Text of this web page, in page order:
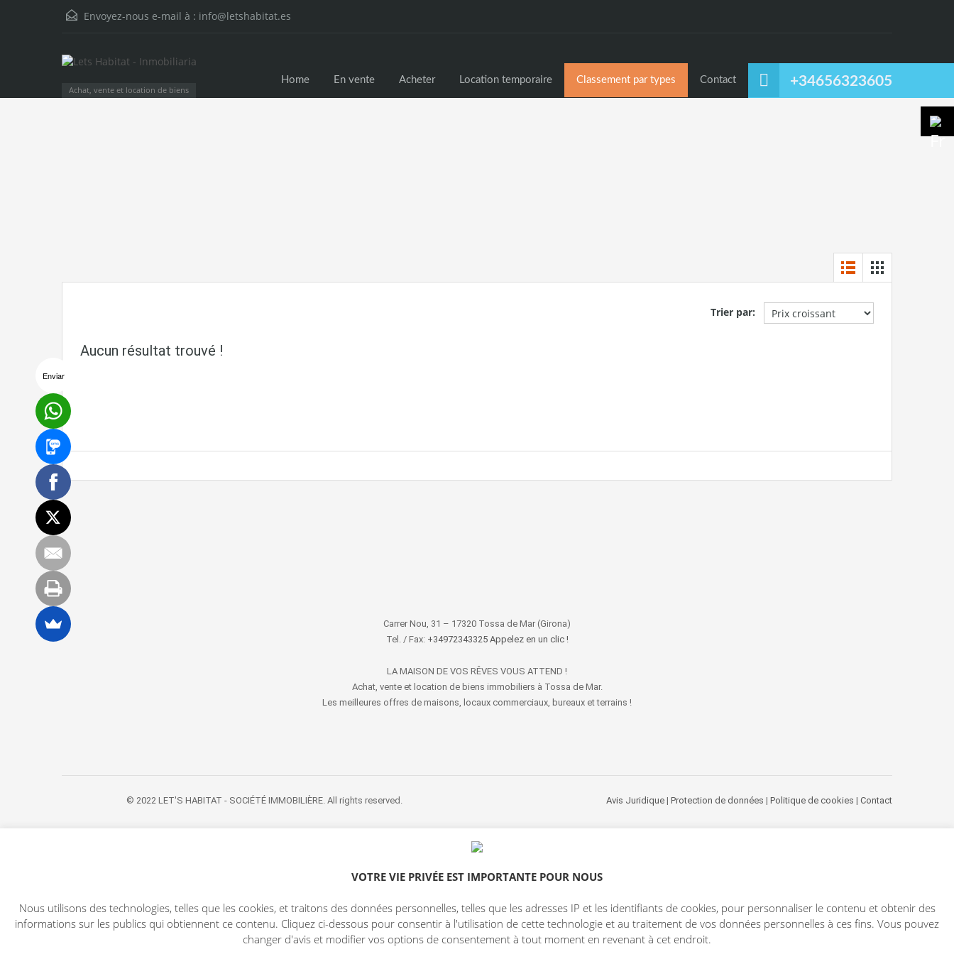
Envoyez-nous e-mail à : info@letshabitat.es
Achat, vente et location de biens
+34656323605
Home En vente Acheter Location temporaire Classement par types Contact
Trier par:
Aucun résultat trouvé !
Carrer Nou, 31 – 17320 Tossa de Mar (Girona)
Tel. / Fax: +34972343325 Appelez en un clic !
LA MAISON DE VOS RÊVES VOUS ATTEND !
Achat, vente et location de biens immobiliers à Tossa de Mar.
Les meilleures offres de maisons, locaux commerciaux, bureaux et terrains !
© 2022 LET'S HABITAT - SOCIÉTÉ IMMOBILIÈRE. All rights reserved. Avis Juridique | Protection de données | Politique de cookies | Contact
VOTRE VIE PRIVÉE EST IMPORTANTE POUR NOUS
Nous utilisons des technologies, telles que les cookies, et traitons des données personnelles, telles que les adresses IP et les identifiants de cookies, pour personnaliser le contenu et obtenir des
informations sur les publics qui obtiennent ce contenu. Cliquez ci-dessous pour consentir à l'utilisation de cette technologie et au traitement de vos données personnelles à ces fins. Vous pouvez
changer d'avis et modifier vos options de consentement à tout moment en revenant à cet endroit.
Enviar